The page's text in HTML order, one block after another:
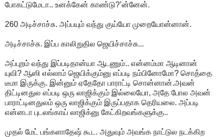
போகட்டுமேடா.. உனக்கேன் காண்டு?’ன்னேன்.
260 அடிச்சாச்சு. அப்பயும் வந்து குய்யோ முறையோன்னான்.
அடிச்சாச்சு. இப்ப காலிறுதில ஜெயிச்சாச்சு...
அப்புற‌ம் வ‌ந்து இப்ப‌டிதான்யா ஆட‌ணும்.. என்ன‌ம்மா ஆடினான்
யுவி? ஆஸி எல்லாம் ஜெயிக்கும்னு எப்ப‌டி ந‌ம்பினோமோ? சொத்தை
டீமா இருக்கு. இன்னும் ஏதேதோ பாராட்டி சொன்னான்.அவ‌ன்
திட்டின‌துல‌ எப்ப‌டி ஒரு லாஜிக்கும் இல்லையோ, அதே போல‌ அவ‌ன்
பாராட்டின‌துல‌ம் ஒரு லாஜிக்கும் இருப்ப‌தாக‌ தெரிய‌லை. அப்ப‌டி
என்ன‌டா புட‌ல‌ங்காய் லாஜிக்னு கேட்கிற‌வ‌ங்களுக்கு..
முத‌ல் மேட் ப‌ங்க‌ளாதேஷ் கூட‌. அதுவும் அவ‌ங்க‌ நாட்டுல‌ ந‌ட‌க்கிற‌